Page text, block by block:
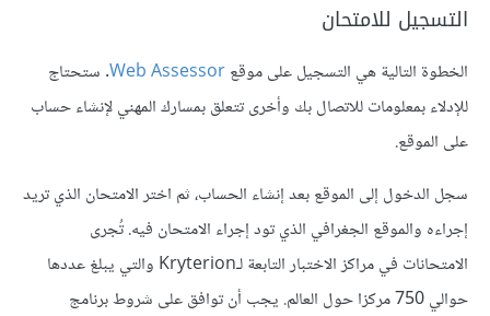
التسجيل للامتحان
الخطوة التالية هي التسجيل على موقعWeb Assessor. ستحتاج
للإدلاء بمعلومات للاتصال بك وأخرى تتعلق بمسارك المهني لإنشاء حساب
على الموقع.
سجل الدخول إلى الموقع بعد إنشاء الحساب، ثم اختر الامتحان الذي تريد
إجراءه والموقع الجغرافي الذي تود إجراء الامتحان فيه. تُجرى
الامتحانات في مراكز الاختبار التابعة لـKryterion والتي يبلغ عددها
حوالي 750 مركزا حول العالم. يجب أن توافق على شروط برنامج